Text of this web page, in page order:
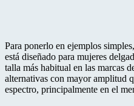
Para ponerlo en ejemplos
está diseñado para mujeres
talla más habitual en las marcas
alternativas con mayor amplitud
espectro, principalmente en el